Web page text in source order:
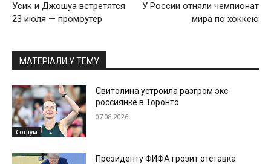
Усик и Джошуа встретятся
23 июля — промоутер
У России отняли чемпионат
мира по хоккею
МАТЕРІАЛИ У ТЕМУ
Соціум
Свитолина устроила разгром экс-
россиянке в Торонто
07.08.2026
Президенту ФИФА грозит отставка